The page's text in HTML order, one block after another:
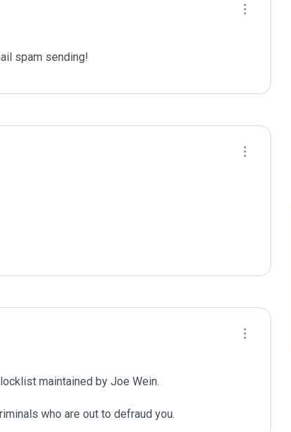
spam sending!
maintained by Joe Wein.
who are out to defraud you.